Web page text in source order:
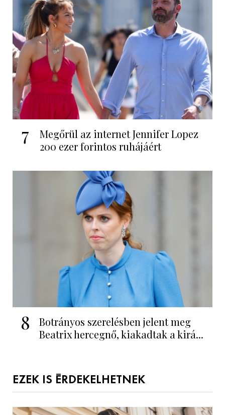
7
Megőrül az internet Jennifer Lopez
200 ezer forintos ruhájáért
8
Botrányos szerelésben jelent meg
Beatrix hercegnő, kiakadtak a kirá...
EZEK IS ÉRDEKELHETNEK